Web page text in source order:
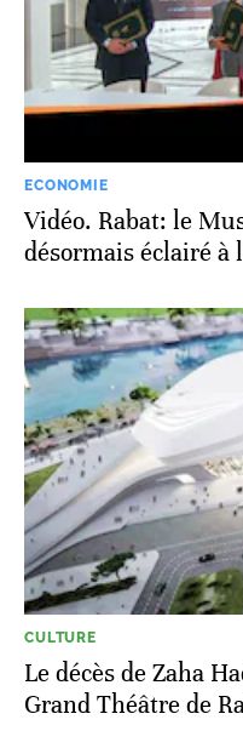
ECONOMIE
Vidéo. Rabat: le
désormais éclairé à
CULTURE
Le décès de Zaha
Grand Théâtre de